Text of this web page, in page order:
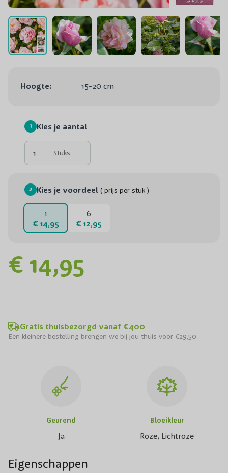
Hoogte: 15-20 cm
1 Kies je aantal
Stuks
2 Kies je voordeel ( prijs per stuk )
6
€ 12,95
1
€ 14,95
€ 14,95
Gratis thuisbezorgd vanaf €400
Een kleinere bestelling brengen we bij jou thuis voor €29,50.
Geurend
Ja
Bloeikleur
Roze, Lichtroze
Eigenschappen